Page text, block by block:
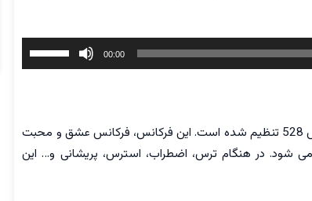
00:00
برای
افزایش
صدا
از
همانطور که در ابتدای متن گفتیم، این مدیتیشن آرامش روی فرکانس 528 تنظیم شده است. این فرکانس، فرکانس عشق و محبت
شود. در هنگام ترس، اضطراب، استرس، پریشانی و… این